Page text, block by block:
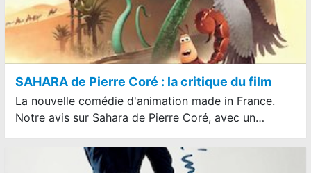
SAHARA de Pierre Coré : la critique du film
La nouvelle comédie d'animation made in France.
Notre avis sur Sahara de Pierre Coré, avec un…